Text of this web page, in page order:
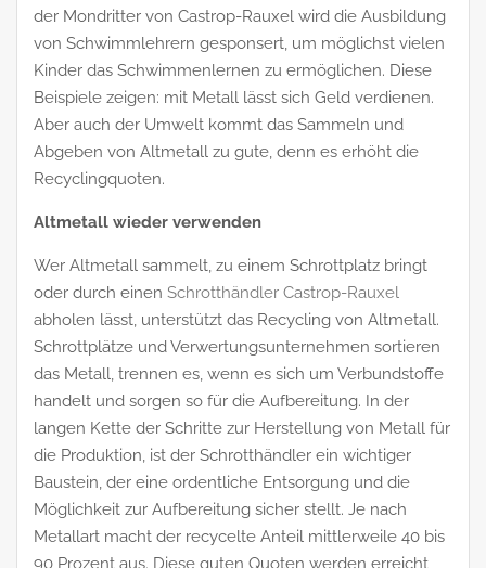
der Mondritter von Castrop-Rauxel wird die Ausbildung
von Schwimmlehrern gesponsert, um möglichst vielen
Kinder das Schwimmenlernen zu ermöglichen. Diese
Beispiele zeigen: mit Metall lässt sich Geld verdienen.
Aber auch der Umwelt kommt das Sammeln und
Abgeben von Altmetall zu gute, denn es erhöht die
Recyclingquoten.
Altmetall wieder verwenden
Wer Altmetall sammelt, zu einem Schrottplatz bringt
oder durch einen Schrotthändler Castrop-Rauxel
abholen lässt, unterstützt das Recycling von Altmetall.
Schrottplätze und Verwertungsunternehmen sortieren
das Metall, trennen es, wenn es sich um Verbundstoffe
handelt und sorgen so für die Aufbereitung. In der
langen Kette der Schritte zur Herstellung von Metall für
die Produktion, ist der Schrotthändler ein wichtiger
Baustein, der eine ordentliche Entsorgung und die
Möglichkeit zur Aufbereitung sicher stellt. Je nach
Metallart macht der recycelte Anteil mittlerweile 40 bis
90 Prozent aus. Diese guten Quoten werden erreicht,